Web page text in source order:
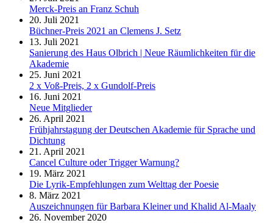
Merck-Preis an Franz Schuh
20. Juli 2021
Büchner-Preis 2021 an Clemens J. Setz
13. Juli 2021
Sanierung des Haus Olbrich | Neue Räumlichkeiten für die
Akademie
25. Juni 2021
2 x Voß-Preis, 2 x Gundolf-Preis
16. Juni 2021
Neue Mitglieder
26. April 2021
Frühjahrstagung der Deutschen Akademie für Sprache und
Dichtung
21. April 2021
Cancel Culture oder Trigger Warnung?
19. März 2021
Die Lyrik-Empfehlungen zum Welttag der Poesie
8. März 2021
Auszeichnungen für Barbara Kleiner und Khalid Al-Maaly
26. November 2020